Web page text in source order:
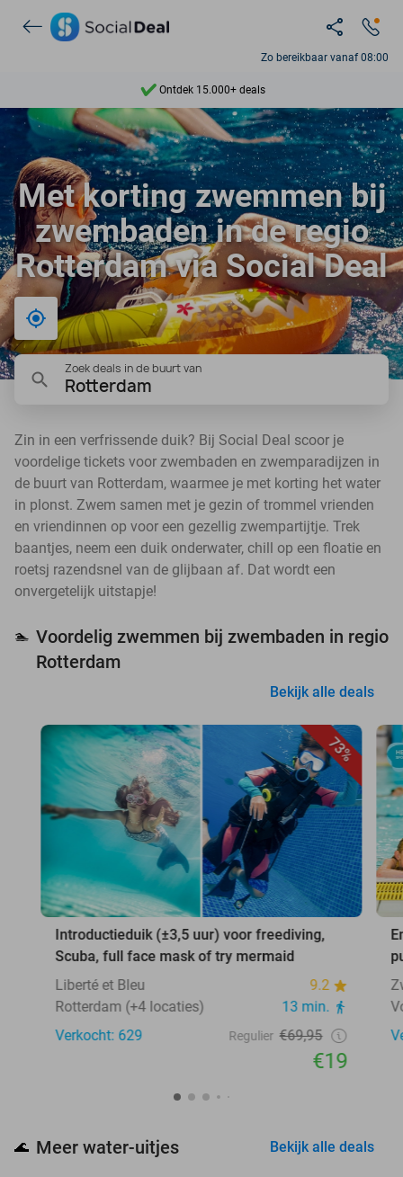
Zo bereikbaar vanaf 08:00
Ontdek 15.000+ deals
7 dagen per week beschikbaar
10+ miljoen leden
9,4
Ontdek 15.000+ deals
Met korting zwemmen bij
zwembaden in de regio
Rotterdam via Social Deal
Bij mij in de buurt
Zoek deals in de buurt van
Rotterdam
Zin in een verfrissende duik? Bij Social Deal scoor je
voordelige tickets voor zwembaden en zwemparadijzen in
de buurt van Rotterdam, waarmee je met korting het water
in plonst. Zwem samen met je gezin of trommel vrienden
en vriendinnen op voor een gezellig zwempartijtje. Trek
baantjes, neem een duik onderwater, chill op een floatie en
roetsj razendsnel van de glijbaan af. Dat wordt een
onvergetelijk uitstapje!
🏊 Voordelig zwemmen bij zwembaden in regio
Rotterdam
Bekijk alle deals
73%
Introductieduik (±3,5 uur) voor freediving,
Scuba, full face mask of try mermaid
Liberté et Bleu
9.2
Rotterdam (+4 locaties)
13 min.
Verkocht: 629
Regulier €69,95
€19
🌊 Meer water-uitjes Bekijk alle deals